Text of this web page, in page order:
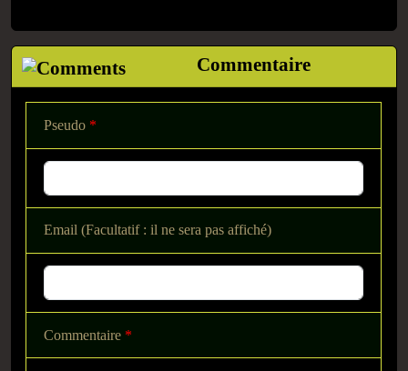
Commentaire
Pseudo *
Email (Facultatif : il ne sera pas affiché)
Commentaire *